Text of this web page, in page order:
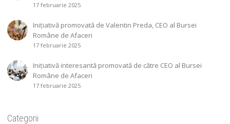
17 februarie 2025
Inițiativă promovată de Valentin Preda, CEO al Bursei
Române de Afaceri
17 februarie 2025
Inițiativă interesantă promovată de către CEO al Bursei
Române de Afaceri
17 februarie 2025
Categorii